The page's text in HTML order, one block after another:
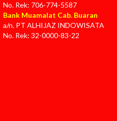
No. Rek: 706-774-5587
Bank Muamalat Cab. Buaran
a/n. PT ALHIJAZ INDOWISATA
No. Rek: 32-0000-83-22